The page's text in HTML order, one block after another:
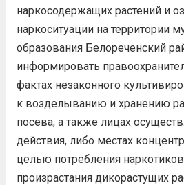
наркосодержащих растений и
наркоситуации на территории
образования Белореченский
информировать
фактах незаконного
к возделыванию и хранению
посева, а также лицах
действия, либо местах
целью потребления
произрастания дикорастущих